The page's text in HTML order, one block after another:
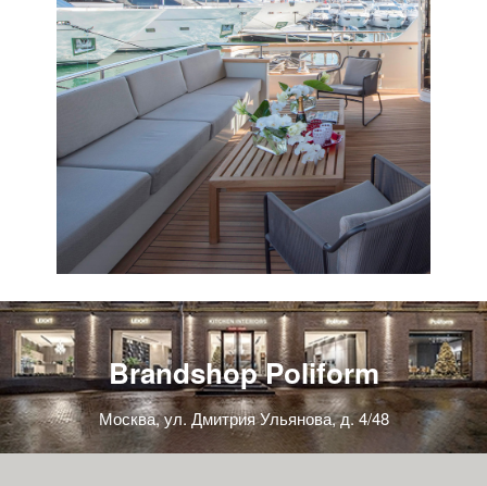
Brandshop Poliform
Москва, ул. Дмитрия Ульянова, д. 4/48